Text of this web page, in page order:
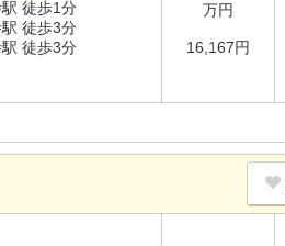
徒歩1分
徒歩3分
駅 徒歩3分
万円
16,167円